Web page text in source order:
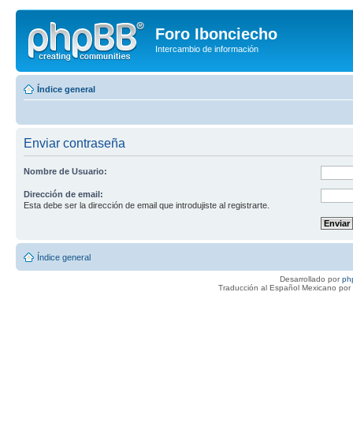
Foro Ibonciecho
Intercambio de información
Índice general
Enviar contraseña
Nombre de Usuario:
Dirección de email:
Esta debe ser la dirección de email que introdujiste al registrarte.
Índice general
Desarrollado por
Traducción al Español Mexicano por